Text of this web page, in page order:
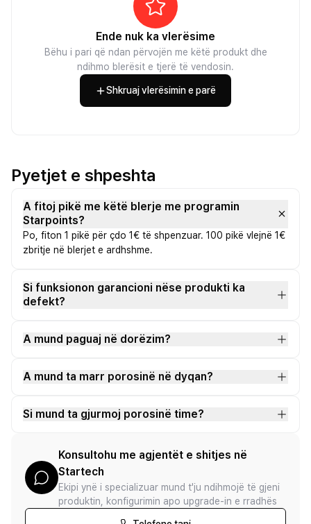
Ende nuk ka vlerësime
Bëhu i pari që ndan përvojën me këtë produkt dhe
ndihmo blerësit e tjerë të vendosin.
Shkruaj vlerësimin e parë
Pyetjet e shpeshta
A fitoj pikë me këtë blerje me programin
Starpoints?
Po, fiton 1 pikë për çdo 1€ të shpenzuar. 100 pikë vlejnë 1€
zbritje në blerjet e ardhshme.
Si funksionon garancioni nëse produkti ka
defekt?
A mund paguaj në dorëzim?
A mund ta marr porosinë në dyqan?
Si mund ta gjurmoj porosinë time?
Konsultohu me agjentët e shitjes në
Startech
Ekipi ynë i specializuar mund t'ju ndihmojë të gjeni
produktin, konfigurimin apo upgrade-in e rradhës